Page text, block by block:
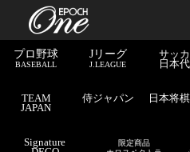
プロ野球
BASEBALL
Jリーグ
J.LEAGUE
サッ
日本
TEAM
JAPAN
侍ジャパン 日本将
Signature
限定商品